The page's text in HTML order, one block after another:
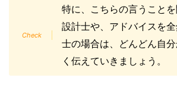
特に、こちらの言うこと
設計士や、アドバイスを
士の場合は、どんどん自
く伝えていきましょう。